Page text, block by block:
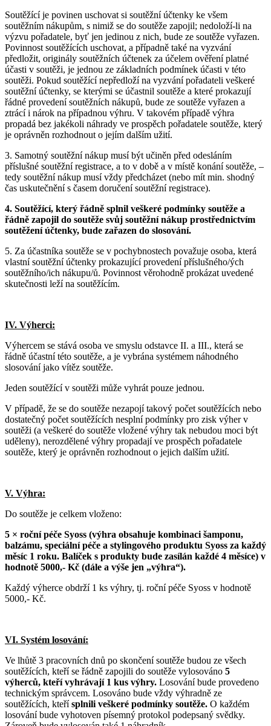
Soutěžící je povinen uschovat si soutěžní účtenky ke všem
soutěžním nákupům, s nimiž se do soutěže zapojil; nedoloží-li na
výzvu pořadatele, byť jen jedinou z nich, bude ze soutěže vyřazen.
Povinnost soutěžících uschovat, a případně také na vyzvání
předložit, originály soutěžních účtenek za účelem ověření platné
účasti v soutěži, je jednou ze základních podmínek účasti v této
soutěži. Pokud soutěžící nepředloží na vyzvání pořadateli veškeré
soutěžní účtenky, se kterými se účastnil soutěže a které prokazují
řádné provedení soutěžních nákupů, bude ze soutěže vyřazen a
ztrácí i nárok na případnou výhru. V takovém případě výhra
propadá bez jakékoli náhrady ve prospěch pořadatele soutěže, který
je oprávněn rozhodnout o jejím dalším užití.
3. Samotný soutěžní nákup musí být učiněn před odesláním
příslušné soutěžní registrace, a to v době a v místě konání soutěže, –
tedy soutěžní nákup musí vždy předcházet (nebo mít min. shodný
čas uskutečnění s časem doručení soutěžní registrace).
4. Soutěžící, který řádně splnil veškeré podmínky soutěže a
řádně zapojil do soutěže svůj soutěžní nákup prostřednictvím
soutěžení účtenky, bude zařazen do slosování.
5. Za účastníka soutěže se v pochybnostech považuje osoba, která
vlastní soutěžní účtenky prokazující provedení příslušného/ých
soutěžního/ich nákupu/ů. Povinnost věrohodně prokázat uvedené
skutečnosti leží na soutěžícím.
IV. Výherci:
Výhercem se stává osoba ve smyslu odstavce II. a III., která se
řádně účastní této soutěže, a je vybrána systémem náhodného
slosování jako vítěz soutěže.
Jeden soutěžící v soutěži může vyhrát pouze jednou.
V případě, že se do soutěže nezapojí takový počet soutěžících nebo
dostatečný počet soutěžících nesplní podmínky pro zisk výher v
soutěži (a veškeré do soutěže vložené výhry tak nebudou moci být
uděleny), nerozdělené výhry propadají ve prospěch pořadatele
soutěže, který je oprávněn rozhodnout o jejich dalším užití.
V. Výhra:
Do soutěže je celkem vloženo:
5 × roční péče Syoss (výhra obsahuje kombinaci šamponu,
balzámu, speciální péče a stylingového produktu Syoss za každý
měsíc 1 roku. Balíček s produkty bude zasílán každé 4 měsíce) v
hodnotě 5000,- Kč (dále a výše jen „výhra“).
Každý výherce obdrží 1 ks výhry, tj. roční péče Syoss v hodnotě
5000,- Kč.
VI. Systém losování:
Ve lhůtě 3 pracovních dnů po skončení soutěže budou ze všech
soutěžících, kteří se řádně zapojili do soutěže vylosováno 5
výherců, kteří vyhrávají 1 kus výhry. Losování bude provedeno
technickým správcem. Losováno bude vždy výhradně ze
soutěžících, kteřísplnili veškeré podmínky soutěže. O každém
losování bude vyhotoven písemný protokol podepsaný svědky.